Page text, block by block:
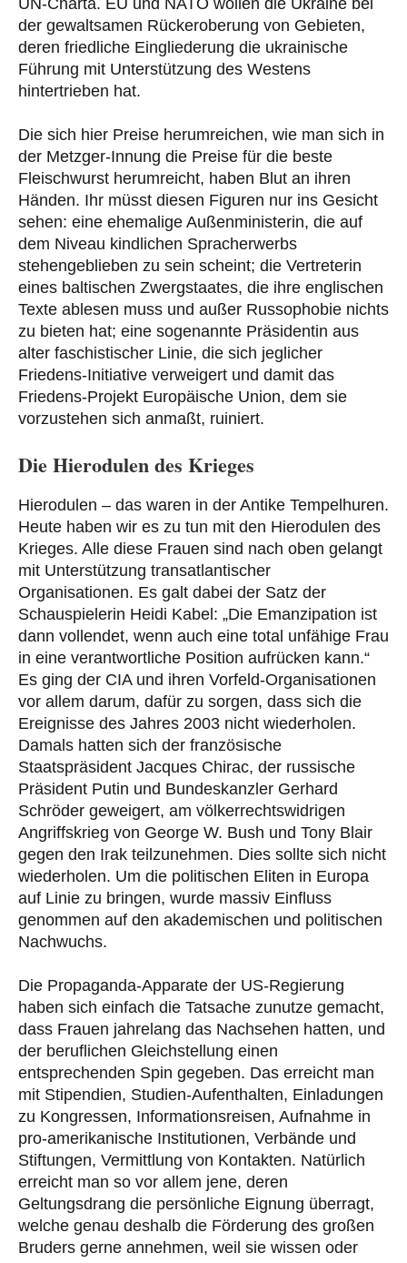
UN-Charta. EU und NATO wollen die Ukraine bei
der gewaltsamen Rückeroberung von Gebieten,
deren friedliche Eingliederung die ukrainische
Führung mit Unterstützung des Westens
hintertrieben hat.
Die sich hier Preise herumreichen, wie man sich in
der Metzger-Innung die Preise für die beste
Fleischwurst herumreicht, haben Blut an ihren
Händen. Ihr müsst diesen Figuren nur ins Gesicht
sehen: eine ehemalige Außenministerin, die auf
dem Niveau kindlichen Spracherwerbs
stehengeblieben zu sein scheint; die Vertreterin
eines baltischen Zwergstaates, die ihre englischen
Texte ablesen muss und außer Russophobie nichts
zu bieten hat; eine sogenannte Präsidentin aus
alter faschistischer Linie, die sich jeglicher
Friedens-Initiative verweigert und damit das
Friedens-Projekt Europäische Union, dem sie
vorzustehen sich anmaßt, ruiniert.
Die Hierodulen des Krieges
Hierodulen – das waren in der Antike Tempelhuren.
Heute haben wir es zu tun mit den Hierodulen des
Krieges. Alle diese Frauen sind nach oben gelangt
mit Unterstützung transatlantischer
Organisationen. Es galt dabei der Satz der
Schauspielerin Heidi Kabel: „Die Emanzipation ist
dann vollendet, wenn auch eine total unfähige Frau
in eine verantwortliche Position aufrücken kann.“
Es ging der CIA und ihren Vorfeld-Organisationen
vor allem darum, dafür zu sorgen, dass sich die
Ereignisse des Jahres 2003 nicht wiederholen.
Damals hatten sich der französische
Staatspräsident Jacques Chirac, der russische
Präsident Putin und Bundeskanzler Gerhard
Schröder geweigert, am völkerrechtswidrigen
Angriffskrieg von George W. Bush und Tony Blair
gegen den Irak teilzunehmen. Dies sollte sich nicht
wiederholen. Um die politischen Eliten in Europa
auf Linie zu bringen, wurde massiv Einfluss
genommen auf den akademischen und politischen
Nachwuchs.
Die Propaganda-Apparate der US-Regierung
haben sich einfach die Tatsache zunutze gemacht,
dass Frauen jahrelang das Nachsehen hatten, und
der beruflichen Gleichstellung einen
entsprechenden Spin gegeben. Das erreicht man
mit Stipendien, Studien-Aufenthalten, Einladungen
zu Kongressen, Informationsreisen, Aufnahme in
pro-amerikanische Institutionen, Verbände und
Stiftungen, Vermittlung von Kontakten. Natürlich
erreicht man so vor allem jene, deren
Geltungsdrang die persönliche Eignung überragt,
welche genau deshalb die Förderung des großen
Bruders gerne annehmen, weil sie wissen oder